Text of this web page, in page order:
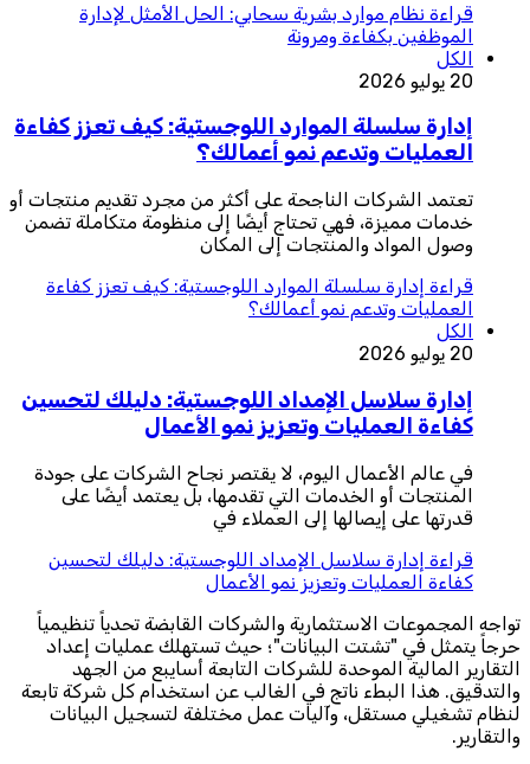
قراءة نظام موارد بشرية سحابي: الحل الأمثل لإدارة
الموظفين بكفاءة ومرونة
الكل
20 يوليو 2026
إدارة سلسلة الموارد اللوجستية: كيف تعزز كفاءة
العمليات وتدعم نمو أعمالك؟
تعتمد الشركات الناجحة على أكثر من مجرد تقديم منتجات أو
خدمات مميزة، فهي تحتاج أيضًا إلى منظومة متكاملة تضمن
وصول المواد والمنتجات إلى المكان
قراءة إدارة سلسلة الموارد اللوجستية: كيف تعزز كفاءة
العمليات وتدعم نمو أعمالك؟
الكل
20 يوليو 2026
إدارة سلاسل الإمداد اللوجستية: دليلك لتحسين
كفاءة العمليات وتعزيز نمو الأعمال
في عالم الأعمال اليوم، لا يقتصر نجاح الشركات على جودة
المنتجات أو الخدمات التي تقدمها، بل يعتمد أيضًا على
قدرتها على إيصالها إلى العملاء في
قراءة إدارة سلاسل الإمداد اللوجستية: دليلك لتحسين
كفاءة العمليات وتعزيز نمو الأعمال
تواجه المجموعات الاستثمارية والشركات القابضة تحدياً تنظيمياً
حرجاً يتمثل في "تشتت البيانات"؛ حيث تستهلك عمليات إعداد
التقارير المالية الموحدة للشركات التابعة أسايبع من الجهد
والتدقيق. هذا البطء ناتج في الغالب عن استخدام كل شركة تابعة
لنظام تشغيلي مستقل، وآليات عمل مختلفة لتسجيل البيانات
والتقارير.